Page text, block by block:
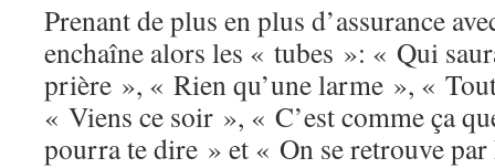
Prenant de plus en plus d’assurance
enchaîne alors les « tubes »: « Qui
prière », « Rien qu’une larme », «
« Viens ce soir », « C’est comme ça
pourra te dire » et « On se retrouve par